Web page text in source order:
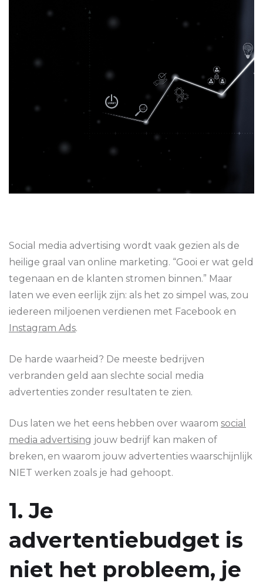
Social media advertising wordt vaak gezien als de
heilige graal van online marketing. “Gooi er wat geld
tegenaan en de klanten stromen binnen.” Maar
laten we even eerlijk zijn: als het zo simpel was, zou
iedereen miljoenen verdienen met Facebook en
Instagram Ads.
De harde waarheid? De meeste bedrijven
verbranden geld aan slechte social media
advertenties zonder resultaten te zien.
Dus laten we het eens hebben over waarom social
media advertising jouw bedrijf kan maken of
breken, en waarom jouw advertenties waarschijnlijk
NIET werken zoals je had gehoopt.
1. Je
advertentiebudget is
niet het probleem, je